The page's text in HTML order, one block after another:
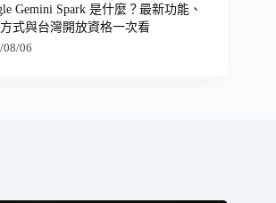
Gemini Spark 是什麼？最新功能、
式與台灣開放資格一次看
08/06